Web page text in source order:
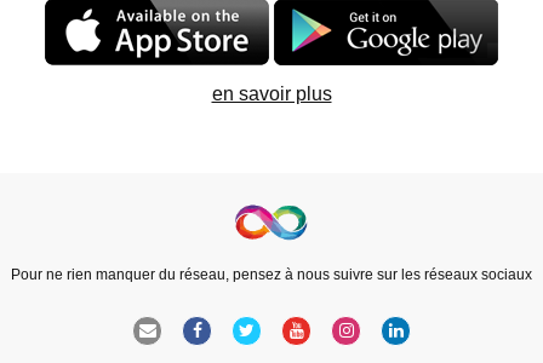
en savoir plus
Pour ne rien manquer du réseau, pensez à nous suivre sur les réseaux sociaux